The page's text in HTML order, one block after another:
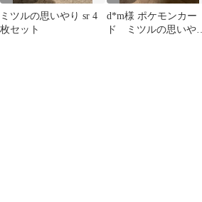
ミツルの思いやり sr 4
枚セット
d*m様 ポケモンカー
ド ミツルの思いやり